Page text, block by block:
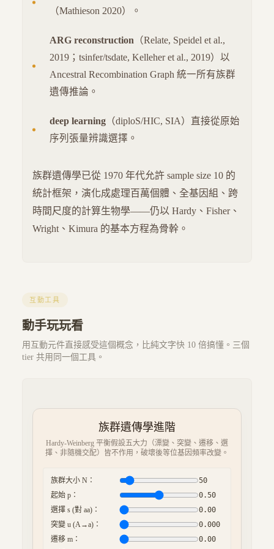
（Mathieson 2020）。
ARG reconstruction （Relate, Speidel et al.,
2019；tsinfer/tsdate, Kelleher et al., 2019）以
Ancestral Recombination Graph 統一所有族群
遺傳推論。
deep learning （diploS/HIC, SIA）直接從原始
序列張量辨識選擇。
族群遺傳學已從 1970 年代允許 sample size 10 的
統計框架，演化成處理百萬個體、全基因組、跨
時間尺度的計算生物學——仍以 Hardy、Fisher、
Wright、Kimura 的基本方程為骨幹。
互動工具
動手玩玩看
用互動元件直接感受這個概念，比純文字快 10 倍搞懂。三個
tier 共用同一個工具。
族群遺傳學進階
Hardy-Weinberg 平衡假設五大力（漂變、突變、遷移、選
擇、非隨機交配）皆不作用，破壞後等位基因頻率改變。
族群大小 N：
50
起始 p：
0.50
選擇 s (對 aa)：
0.00
突變 u (A→a)：
0.000
遷移 m：
0.00